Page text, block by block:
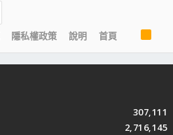
隱私權政策 說明 首頁
R
S
S
307,111
2,716,145